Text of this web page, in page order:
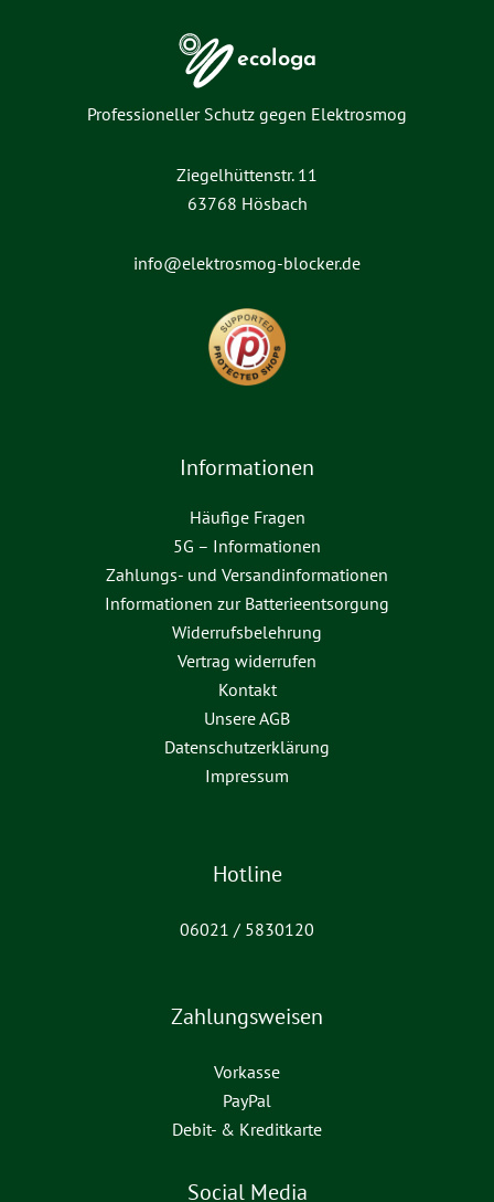
ecologa
Professioneller Schutz gegen Elektrosmog
Ziegelhüttenstr. 11
63768 Hösbach
info@elektrosmog-blocker.de
Informationen
Häufige Fragen
5G – Informationen
Zahlungs- und Versandinformationen
Informationen zur Batterieentsorgung
Widerrufsbelehrung
Vertrag widerrufen
Kontakt
Unsere AGB
Datenschutzerklärung
Impressum
Hotline
06021 / 5830120
Zahlungsweisen
Vorkasse
PayPal
Debit- & Kreditkarte
Social Media